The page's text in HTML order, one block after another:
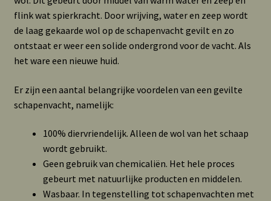
flink wat spierkracht. Door wrijving, water en zeep wordt
de laag gekaarde wol op de schapenvacht gevilt en zo
ontstaat er weer een solide ondergrond voor de vacht. Als
het ware een nieuwe huid.
Er zijn een aantal belangrijke voordelen van een gevilte
schapenvacht, namelijk:
100% diervriendelijk. Alleen de wol van het schaap
wordt gebruikt.
Geen gebruik van chemicaliën. Het hele proces
gebeurt met natuurlijke producten en middelen.
Wasbaar. In tegenstelling tot schapenvachten met